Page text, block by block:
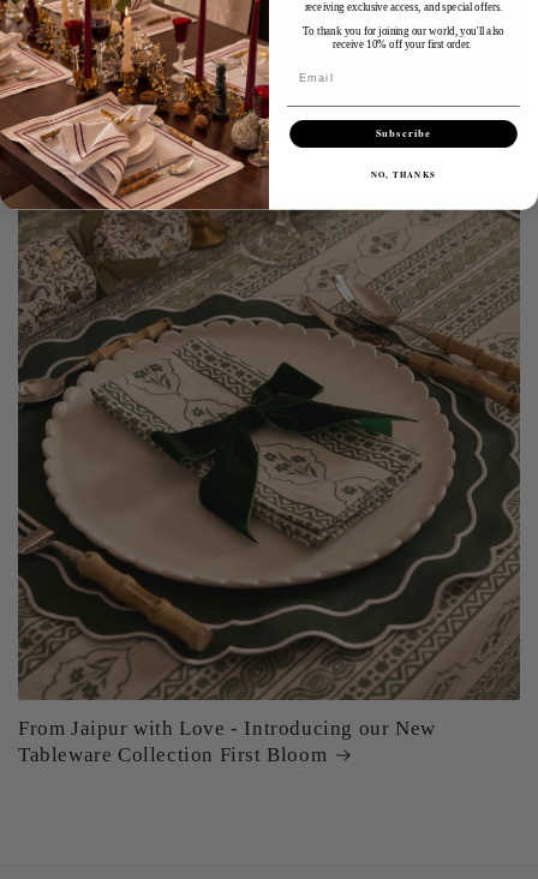
Nouveau
From Jaipur with Love - Introducing our New
Tableware Collection First Bloom
receiving exclusive access, and special offers.
To thank you for joining our world, you'll also
receive 10% off your first order.
Subscribe
NO, THANKS